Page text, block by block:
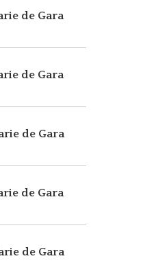
de Gara
de Gara
de Gara
de Gara
de Gara